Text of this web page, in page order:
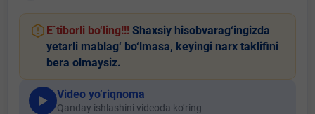
E`tiborli bo‘ling!!! Shaxsiy hisobvarag‘ingizda
yetarli mablag‘ bo‘lmasa, keyingi narx taklifini
bera olmaysiz.
Video yo‘riqnoma
Qanday ishlashini videoda ko‘ring